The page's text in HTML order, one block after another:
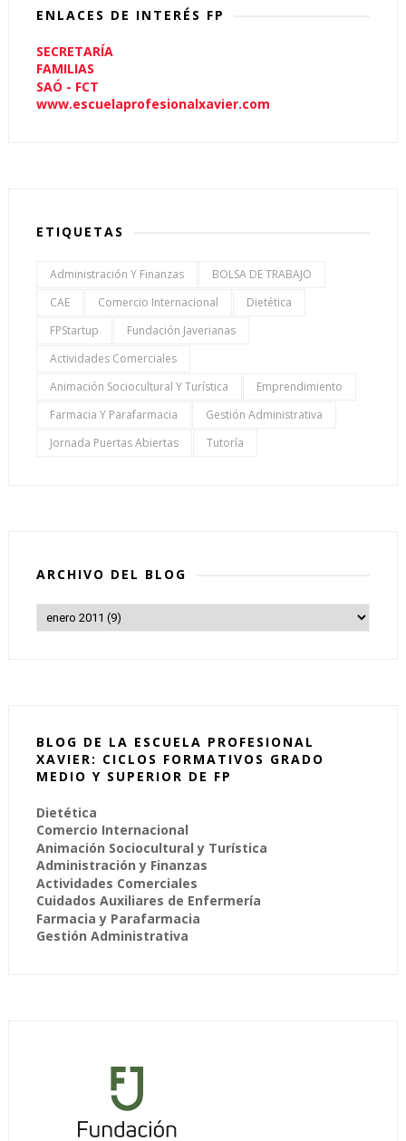
ENLACES DE INTERÉS FP
SECRETARÍA
FAMILIAS
SAÓ - FCT
www.escuelaprofesionalxavier.com
ETIQUETAS
Administración Y Finanzas
BOLSA DE TRABAJO
CAE
Comercio Internacional
Dietética
FPStartup
Fundación Javerianas
Actividades Comerciales
Animación Sociocultural Y Turística
Emprendimiento
Farmacia Y Parafarmacia
Gestión Administrativa
Jornada Puertas Abiertas
Tutoría
ARCHIVO DEL BLOG
BLOG DE LA ESCUELA PROFESIONAL
XAVIER: CICLOS FORMATIVOS GRADO
MEDIO Y SUPERIOR DE FP
Dietética
Comercio Internacional
Animación Sociocultural y Turística
Administración y Finanzas
Actividades Comerciales
Cuidados Auxiliares de Enfermería
Farmacia y Parafarmacia
Gestión Administrativa